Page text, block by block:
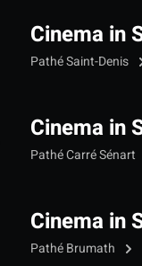
Cinema in
Pathé Saint-Denis
Cinema in
Pathé Carré Sénart
Cinema in
Pathé Brumath